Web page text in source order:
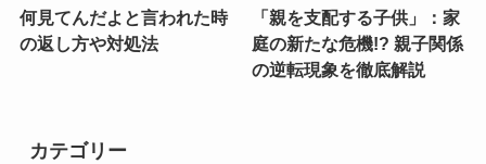
何見てんだよと言われた時
の返し方や対処法
「親を支配する子供」：家
庭の新たな危機!? 親子関係
の逆転現象を徹底解説
カテゴリー